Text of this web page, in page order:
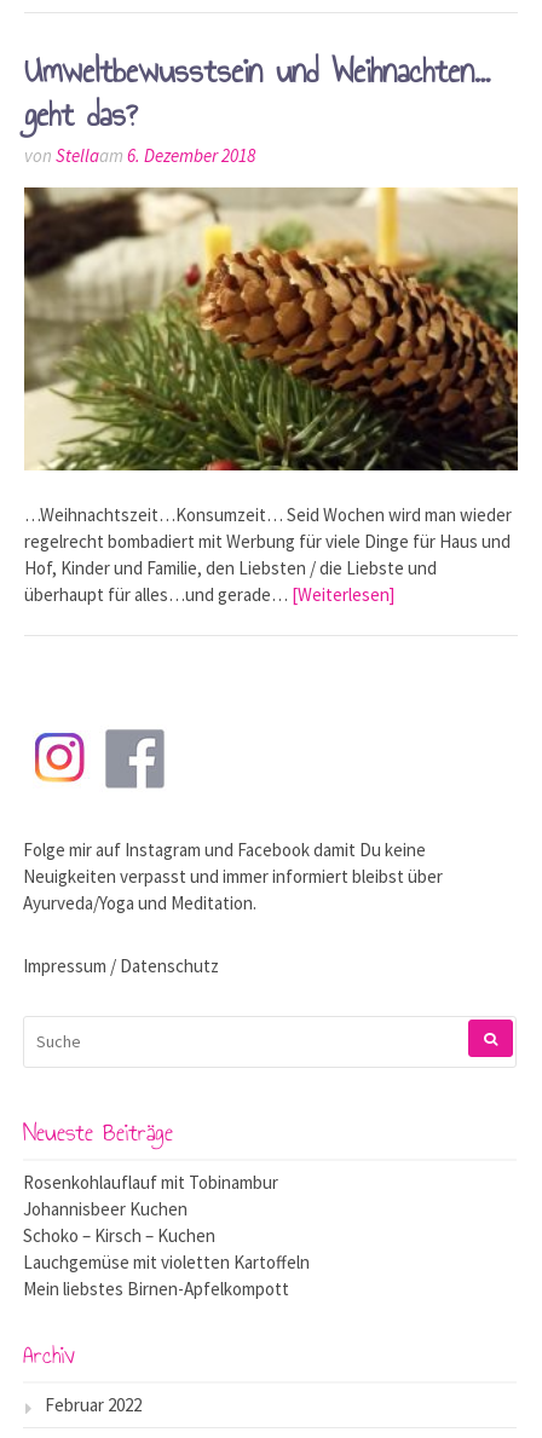
Umweltbewusstsein und Weihnachten…
geht das?
von Stellaam 6. Dezember 2018
…Weihnachtszeit…Konsumzeit… Seid Wochen wird man wieder
regelrecht bombadiert mit Werbung für viele Dinge für Haus und
Hof, Kinder und Familie, den Liebsten / die Liebste und
überhaupt für alles…und gerade… [Weiterlesen]
Folge mir auf Instagram und Facebookdamit Du keine
Neuigkeiten verpasst und immer informiert bleibst über
Ayurveda/Yoga und Meditation.
Impressum / Datenschutz
NACH:
Neueste Beiträge
Rosenkohlauflauf mit Tobinambur
Johannisbeer Kuchen
Schoko – Kirsch – Kuchen
Lauchgemüse mit violetten Kartoffeln
Mein liebstes Birnen-Apfelkompott
Archiv
Februar 2022